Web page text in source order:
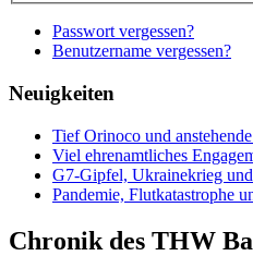
Passwort vergessen?
Benutzername vergessen?
Neuigkeiten
Tief Orinoco und
Viel ehrenamtliches
G7-Gipfel, Ukrainekrieg
Pandemie, Flutkatastrophe
Chronik des THW